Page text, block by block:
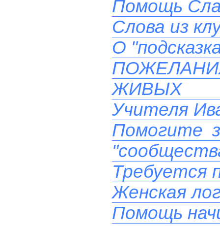
Помощь
Слова из
О
ЖИВЫХ
Учителя
Помогите
Требуется
Женская
Помощь